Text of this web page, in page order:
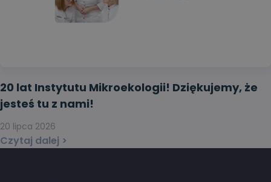
20 lat Instytutu Mikroekologii! Dziękujemy, że
jesteś tu z nami!
Czytaj dalej >
20 lipca 2026